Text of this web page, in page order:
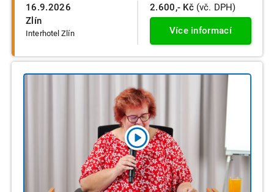
16.9.2026
Zlín
Interhotel Zlín
2.600,- Kč (vč. DPH)
Více informací